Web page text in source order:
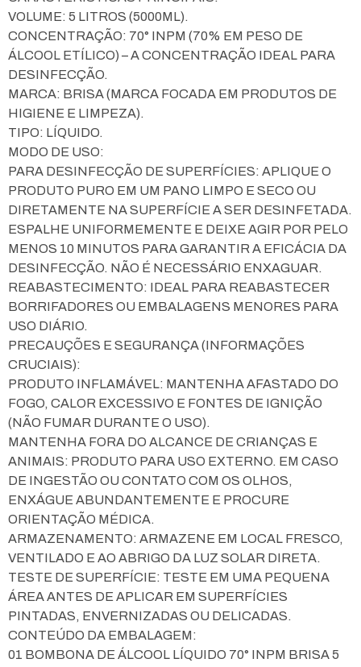
VOLUME: 5 LITROS (5000ML).
CONCENTRAÇÃO: 70° INPM (70% EM PESO DE
ÁLCOOL ETÍLICO) – A CONCENTRAÇÃO IDEAL PARA
DESINFECÇÃO.
MARCA: BRISA (MARCA FOCADA EM PRODUTOS DE
HIGIENE E LIMPEZA).
TIPO: LÍQUIDO.
MODO DE USO:
PARA DESINFECÇÃO DE SUPERFÍCIES: APLIQUE O
PRODUTO PURO EM UM PANO LIMPO E SECO OU
DIRETAMENTE NA SUPERFÍCIE A SER DESINFETADA.
ESPALHE UNIFORMEMENTE E DEIXE AGIR POR PELO
MENOS 10 MINUTOS PARA GARANTIR A EFICÁCIA DA
DESINFECÇÃO. NÃO É NECESSÁRIO ENXAGUAR.
REABASTECIMENTO: IDEAL PARA REABASTECER
BORRIFADORES OU EMBALAGENS MENORES PARA
USO DIÁRIO.
PRECAUÇÕES E SEGURANÇA (INFORMAÇÕES
CRUCIAIS):
PRODUTO INFLAMÁVEL: MANTENHA AFASTADO DO
FOGO, CALOR EXCESSIVO E FONTES DE IGNIÇÃO
(NÃO FUMAR DURANTE O USO).
MANTENHA FORA DO ALCANCE DE CRIANÇAS E
ANIMAIS: PRODUTO PARA USO EXTERNO. EM CASO
DE INGESTÃO OU CONTATO COM OS OLHOS,
ENXÁGUE ABUNDANTEMENTE E PROCURE
ORIENTAÇÃO MÉDICA.
ARMAZENAMENTO: ARMAZENE EM LOCAL FRESCO,
VENTILADO E AO ABRIGO DA LUZ SOLAR DIRETA.
TESTE DE SUPERFÍCIE: TESTE EM UMA PEQUENA
ÁREA ANTES DE APLICAR EM SUPERFÍCIES
PINTADAS, ENVERNIZADAS OU DELICADAS.
CONTEÚDO DA EMBALAGEM:
01 BOMBONA DE ÁLCOOL LÍQUIDO 70° INPM BRISA 5